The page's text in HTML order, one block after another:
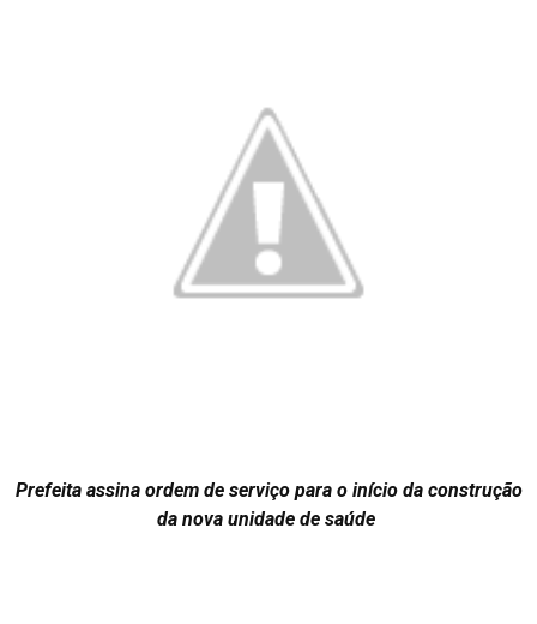
Prefeita assina ordem de serviço para o início da construção
da nova unidade de saúde